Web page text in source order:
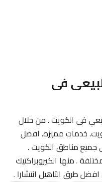
فى
فى الكويت . من خلال
خدمات مميزه. افضل
جميع مناطق الكويت .
. منها الكيروبراكتيك
افضل طرق التاهيل انتشارا .